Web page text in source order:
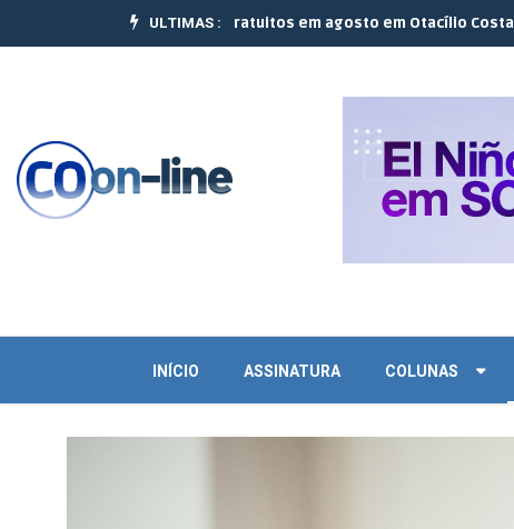
ULTIMAS :
10 cursos gratuitos em agosto em Otacílio Costa e Palmeira |
INÍCIO ASSINATURA COLUNAS